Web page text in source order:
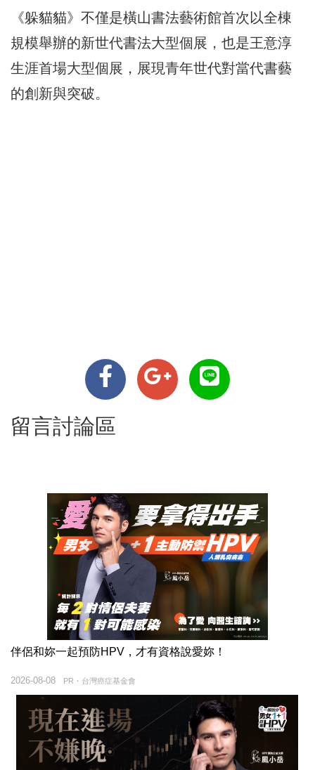
《躲貓貓》不僅是橫山書法藝術館首次以全棟
規模舉辦的新世代書法大型個展，也是王意淳
生涯首場大型個展，展現青年世代對當代書藝
的創新與突破。
留言討論區
伴侶和妳一起預防HPV，才有資格說愛妳！
PR・台灣癌症基金會
2026-08-08